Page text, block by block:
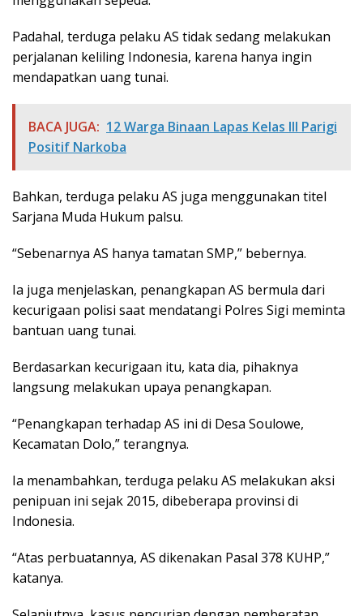
Padahal, terduga pelaku AS tidak sedang melakukan
perjalanan keliling Indonesia, karena hanya ingin
mendapatkan uang tunai.
BACA JUGA: 12 Warga Binaan Lapas Kelas III Parigi
Positif Narkoba
Bahkan, terduga pelaku AS juga menggunakan titel
Sarjana Muda Hukum palsu.
“Sebenarnya AS hanya tamatan SMP,” bebernya.
Ia juga menjelaskan, penangkapan AS bermula dari
kecurigaan polisi saat mendatangi Polres Sigi meminta
bantuan uang tunai.
Berdasarkan kecurigaan itu, kata dia, pihaknya
langsung melakukan upaya penangkapan.
“Penangkapan terhadap AS ini di Desa Soulowe,
Kecamatan Dolo,” terangnya.
Ia menambahkan, terduga pelaku AS melakukan aksi
penipuan ini sejak 2015, dibeberapa provinsi di
Indonesia.
“Atas perbuatannya, AS dikenakan Pasal 378 KUHP,”
katanya.